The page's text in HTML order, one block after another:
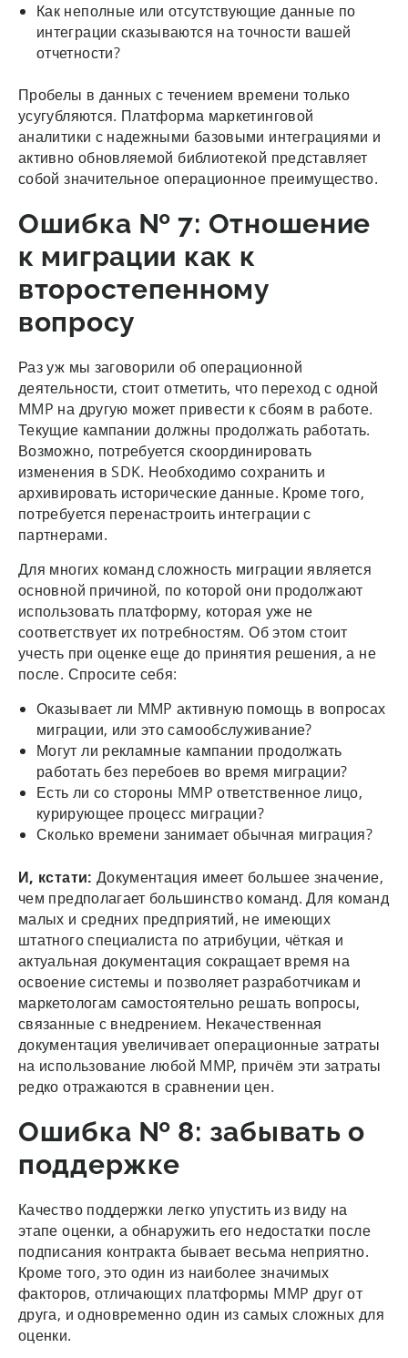
Как неполные или отсутствующие данные по
интеграции сказываются на точности вашей
отчетности?
Пробелы в данных с течением времени только
усугубляются. Платформа маркетинговой
аналитики с надежными базовыми интеграциями и
активно обновляемой библиотекой представляет
собой значительное операционное преимущество.
Ошибка № 7: Отношение
к миграции как к
второстепенному
вопросу
Раз уж мы заговорили об операционной
деятельности, стоит отметить, что переход с одной
MMP на другую может привести к сбоям в работе.
Текущие кампании должны продолжать работать.
Возможно, потребуется скоординировать
изменения в SDK. Необходимо сохранить и
архивировать исторические данные. Кроме того,
потребуется перенастроить интеграции с
партнерами.
Для многих команд сложность миграции является
основной причиной, по которой они продолжают
использовать платформу, которая уже не
соответствует их потребностям. Об этом стоит
учесть при оценке еще до принятия решения, а не
после. Спросите себя:
Оказывает ли MMP активную помощь в вопросах
миграции, или это самообслуживание?
Могут ли рекламные кампании продолжать
работать без перебоев во время миграции?
Есть ли со стороны MMP ответственное лицо,
курирующее процесс миграции?
Сколько времени занимает обычная миграция?
И, кстати: Документация имеет большее значение,
чем предполагает большинство команд. Для команд
малых и средних предприятий, не имеющих
штатного специалиста по атрибуции, чёткая и
актуальная документация сокращает время на
освоение системы и позволяет разработчикам и
маркетологам самостоятельно решать вопросы,
связанные с внедрением. Некачественная
документация увеличивает операционные затраты
на использование любой MMP, причём эти затраты
редко отражаются в сравнении цен.
Ошибка № 8: забывать о
поддержке
Качество поддержки легко упустить из виду на
этапе оценки, а обнаружить его недостатки после
подписания контракта бывает весьма неприятно.
Кроме того, это один из наиболее значимых
факторов, отличающих платформы MMP друг от
друга, и одновременно один из самых сложных для
оценки.